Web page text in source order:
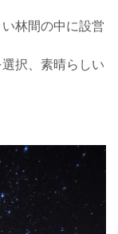
林間の中に設営
択、素晴らしい